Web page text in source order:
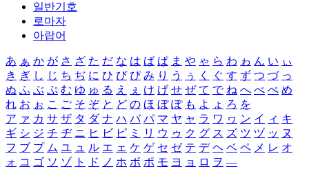
일반기호
로마자
아랍어
あ ぁ か が さ ざ た だ な は ば ぱ ま や ゃ ら わ ゎ ん い ぃ
き ぎ し じ ち ぢ に ひ び ぴ み り う ぅ く ぐ す ず つ づ っ
ぬ ふ ぶ ぷ む ゆ ゅ る え ぇ け げ せ ぜ て で ね へ べ ぺ め
れ お ぉ こ ご そ ぞ と ど の ほ ぼ ぽ も よ ょ ろ を
ア ァ カ サ ザ タ ダ ナ ハ バ パ マ ヤ ャ ラ ワ ヮ ン イ ィ キ
ギ シ ジ チ ヂ ニ ヒ ビ ピ ミ リ ウ ゥ ク グ ス ズ ツ ヅ ッ ヌ
フ ブ プ ム ユ ュ ル エ ェ ケ ゲ セ ゼ テ デ ヘ ベ ペ メ レ オ
ォ コ ゴ ソ ゾ ト ド ノ ホ ボ ポ モ ヨ ョ ロ ヲ ―